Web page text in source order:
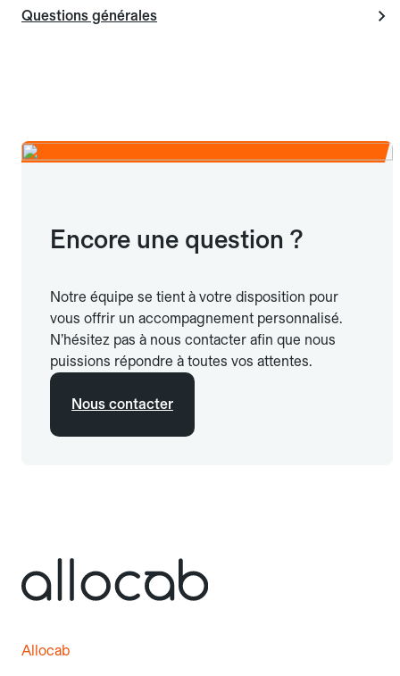
Questions générales
Encore une question ?
Notre équipe se tient à votre disposition pour
vous offrir un accompagnement personnalisé.
N’hésitez pas à nous contacter afin que nous
puissions répondre à toutes vos attentes.
Nous contacter
Allocab